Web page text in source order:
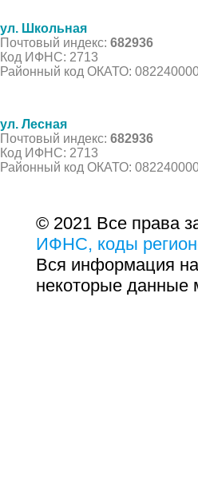
ул. Школьная
Почтовый индекс: 682936
Код ИФНС: 2713
Районный код ОКАТО:
ул. Лесная
Почтовый индекс: 682936
Код ИФНС: 2713
Районный код ОКАТО:
© 2021 Все права
ИФНС, коды
Вся информация на
некоторые данные